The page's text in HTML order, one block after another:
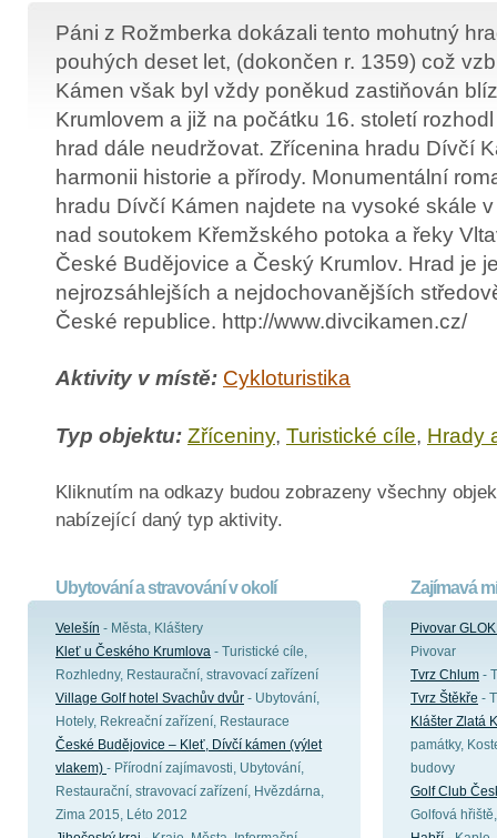
Páni z Rožmberka dokázali tento mohutný
pouhých deset let, (dokončen r. 1359) což
Kámen však byl vždy poněkud zastiňován
Krumlovem a již na počátku 16. století
hrad dále neudržovat. Zřícenina hradu Dívčí
harmonii historie a přírody. Monumentální
hradu Dívčí Kámen najdete na vysoké skále
nad soutokem Křemžského potoka a řeky
České Budějovice a Český Krumlov. Hrad je
nejrozsáhlejších a nejdochovanějších
České republice. http://www.divcikamen.cz/
Aktivity v místě: Cykloturistika
Typ objektu: Zříceniny, Turistické cíle, Hrady
Kliknutím na odkazy budou zobrazeny všechny
nabízející daný typ aktivity.
Ubytování a stravování v okolí
Velešín - Města, Kláštery
Kleť u Českého Krumlova - Turistické cíle,
Rozhledny, Restaurační, stravovací zařízení
Village Golf hotel Svachův dvůr - Ubytování,
Hotely, Rekreační zařízení, Restaurace
České Budějovice – Kleť, Dívčí kámen (výlet
vlakem) - Přírodní zajímavosti, Ubytování,
Restaurační, stravovací zařízení, Hvězdárna,
Zima 2015, Léto 2012
Zajímavá
Pivovar
Pivovar
Tvrz Chlum -
Tvrz Štěkře -
Klášter Zlatá
památky,
budovy
Golf Club
Golfová